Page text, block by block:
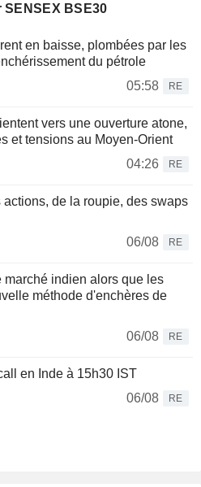
BSE30
en baisse, plombées par les
du pétrole
05:58
RE
vers une ouverture atone,
et tensions au Moyen-Orient
04:26
RE
actions, de la roupie, des swaps
06/08
RE
marché indien alors que les
méthode d'enchères de
06/08
RE
en Inde à 15h30 IST
06/08
RE